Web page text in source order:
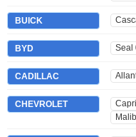
BUICK
BYD Seal
CADILLAC
CHEVROLET